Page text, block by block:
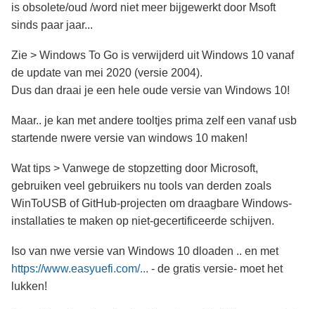
is obsolete/oud /word niet meer bijgewerkt door Msoft
sinds paar jaar...
Zie > Windows To Go is verwijderd uit Windows 10 vanaf
de update van mei 2020 (versie 2004).
Dus dan draai je een hele oude versie van Windows 10!
Maar.. je kan met andere tooltjes prima zelf een vanaf usb
startende nwere versie van windows 10 maken!
Wat tips > Vanwege de stopzetting door Microsoft,
gebruiken veel gebruikers nu tools van derden zoals
WinToUSB of GitHub-projecten om draagbare Windows-
installaties te maken op niet-gecertificeerde schijven.
Iso van nwe versie van Windows 10 dloaden .. en met
https://www.easyuefi.com/... - de gratis versie- moet het
lukken!